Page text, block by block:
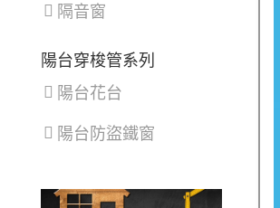
隔音窗
陽台穿梭管系列
陽台花台
陽台防盜鐵窗